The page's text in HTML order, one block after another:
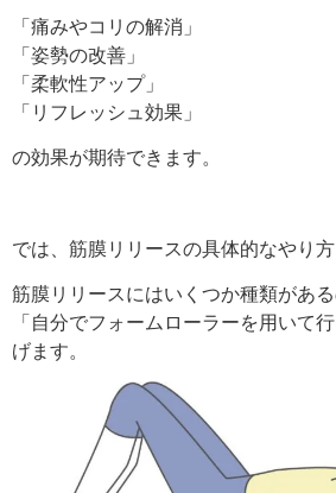
「痛みやコリの解消」
「姿勢の改善」
「柔軟性アップ」
「リフレッシュ効果」
の効果が期待できます。
では、筋膜リリースの具体的なやり方
筋膜リリースにはいくつか種類があ
「自分でフォームローラーを用いて
げます。